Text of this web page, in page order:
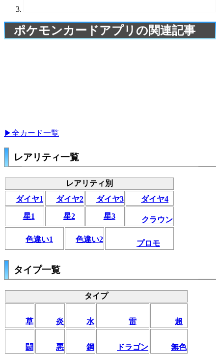
ポケモンカードアプリの関連記事
▶全カード一覧
レアリティ一覧
レアリティ別
ダイヤ1
ダイヤ2 ダイヤ3 ダイヤ4
星1 星2 星3 クラウン
色違い1 色違い2 プロモ
タイプ一覧
タイプ
草 炎 水 雷 超
闘 悪 鋼 ドラゴン 無色